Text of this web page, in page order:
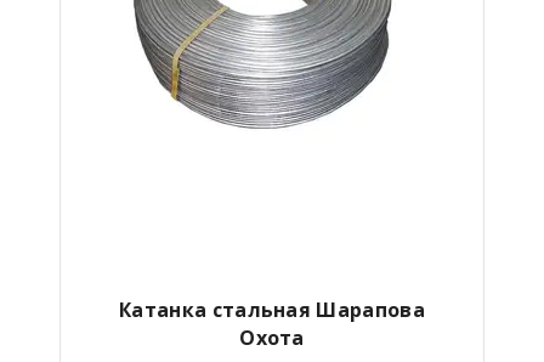
Катанка стальная Шарапова
Охота